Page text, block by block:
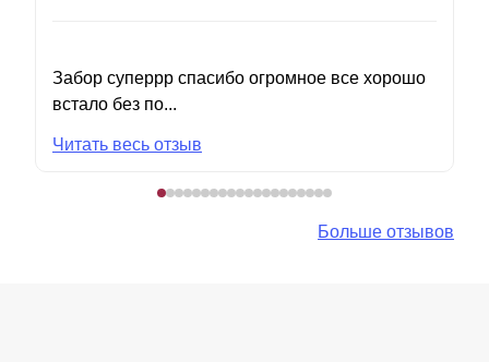
Забор суперрр спасибо огромное все хорошо
встало без по...
Читать весь отзыв
Больше отзывов